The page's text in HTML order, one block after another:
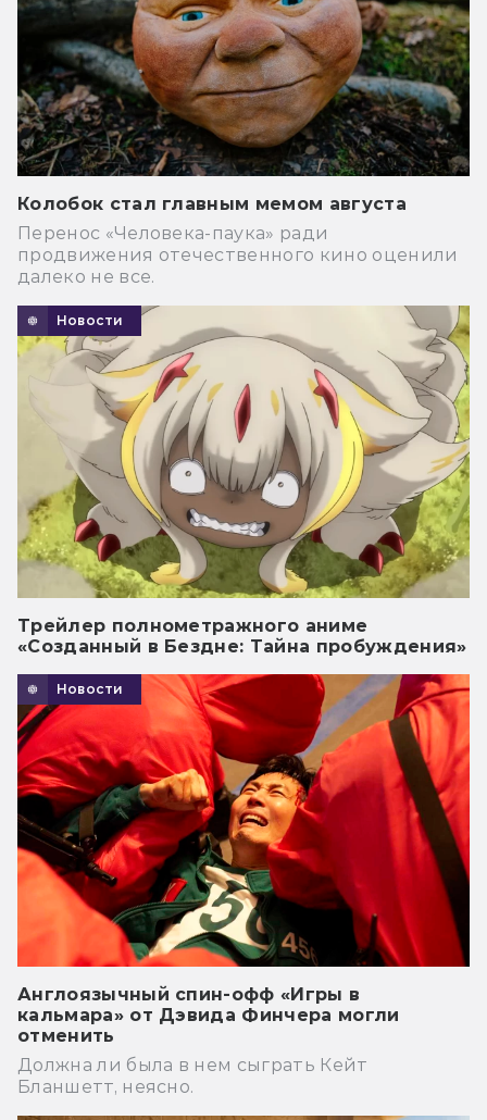
Колобок стал главным мемом августа
Перенос «Человека-паука» ради
продвижения отечественного кино оценили
далеко не все.
Новости
Трейлер полнометражного аниме
«Созданный в Бездне: Тайна пробуждения»
Новости
Англоязычный спин-офф «Игры в
кальмара» от Дэвида Финчера могли
отменить
Должна ли была в нем сыграть Кейт
Бланшетт, неясно.